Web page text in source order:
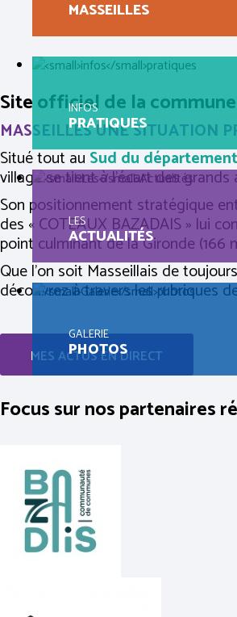
MASSEILLES
INFOS
PRATIQUES
LES
ACTUALITÉS
GALERIE
PHOTOS
Site officiel de la
MASSEILLES UNE SITUATION
Situé tout auSud du
village se tient à l’écart des
Son positionnement stratégique
des « COTEAUX BAZADAIS » lui
point culminant de la Gironde (166
Que l’on soit Masseillais de
découvrez à travers les rubriques
MES ACTUS EN DIRECT
Focus sur nos partenaires